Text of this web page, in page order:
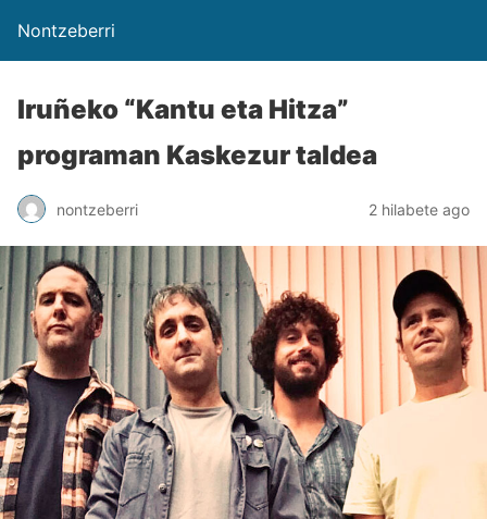
Nontzeberri
Iruñeko “Kantu eta Hitza”
programan Kaskezur taldea
nontzeberri 2 hilabete ago